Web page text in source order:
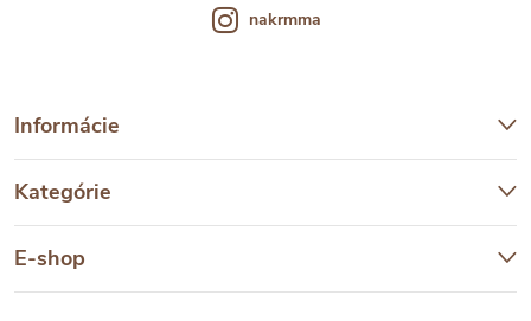
Informácie
Kategórie
E-shop
nakrmma